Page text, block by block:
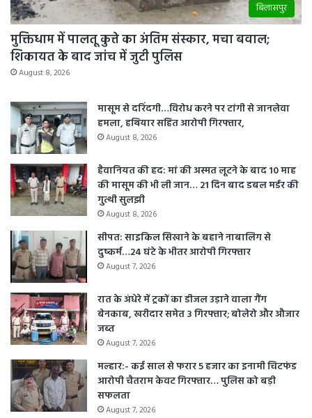
बिलासपुर
मुक्तिधाम में पालतू कुत्ते का अंतिम संस्कार, मचा बवाल;
शिकायत के बाद जांच में जुटी पुलिस
August 8, 2026
मासूम से दरिंदगी…विरोध करने पर टांगी से जानलेवा
हमला, हथियार सहित आरोपी गिरफ्तार,
August 8, 2026
हैवानियत की हद: मां की अस्मत लूटने के बाद 10 माह
की मासूम की भी ली जान… 21 दिन बाद डबल मर्डर की
गुत्थी सुलझी
August 8, 2026
सीपत: साइकिल सिखाने के बहाने नाबालिग से
दुष्कर्म…24 घंटे के भीतर आरोपी गिरफ्तार
August 7, 2026
रात के अंधेरे में ट्रकों का डीजल उड़ाने वाला गैंग
बेनकाब, खरीदार समेत 3 गिरफ्तार; बोलेरो और औजार
जब्त
August 7, 2026
मल्हार:- कई साल से फरार 5 हजार का इनामी चिटफंड
आरोपी चैतराम केवट गिरफ्तार… पुलिस को बड़ी
सफलता
August 7, 2026